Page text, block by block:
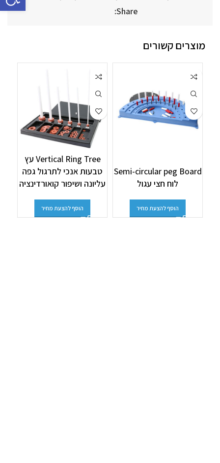
Share:
מוצרים קשורים
Semi-circular peg Board
לוח חצי עגול
הוסף להצעת מחיר
Vertical Ring Tree עץ
טבעות אנכי לתרגול גפה
עליונה ושיפור קואורדינציה
הוסף להצעת מחיר